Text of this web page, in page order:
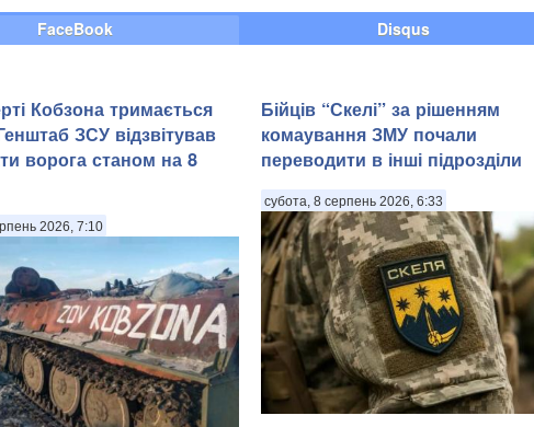
FaceBook Disqus
Кобзона тримається
ЗСУ відзвітував
ворога станом на 8
2026, 7:10
Бійців “Скелі” за рішенням
комаування ЗМУ почали
переводити в інші підрозділи
субота, 8 серпень 2026, 6:33